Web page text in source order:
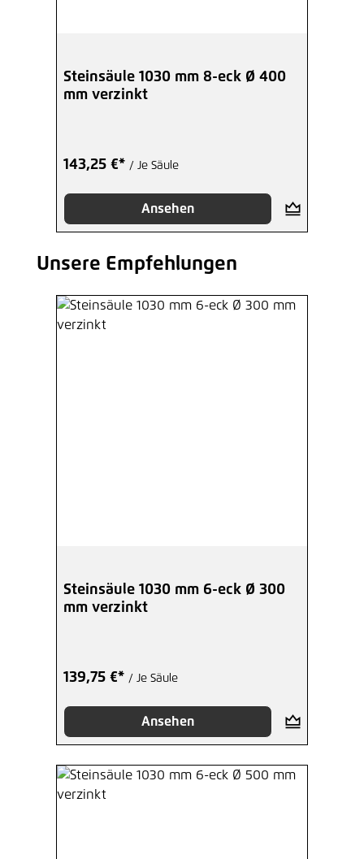
Steinsäule 1030 mm 8-eck Ø 400
mm verzinkt
143,25 €* / Je Säule
Ansehen
Produktgalerie überspringen
Unsere Empfehlungen
Steinsäule 1030 mm 6-eck Ø 300
mm verzinkt
139,75 €* / Je Säule
Ansehen